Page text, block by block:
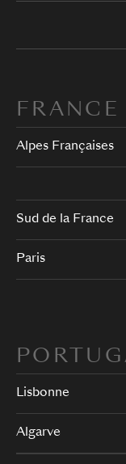
FRANCE
Alpes Françaises
Sud de la France
Paris
Lisbonne
Algarve